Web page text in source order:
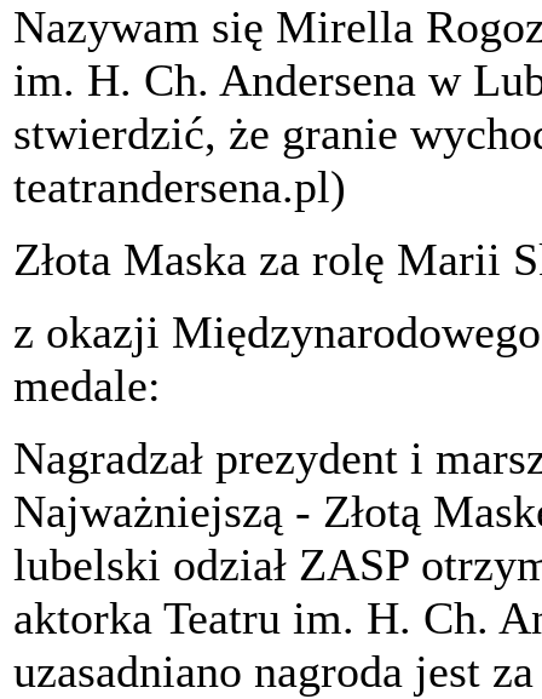
Nazywam się Mirella
im. H. Ch. Andersena w
stwierdzić, że granie
teatrandersena.pl)
Złota Maska za rolę Marii
z okazji
medale:
Nagradzał prezydent i
Najważniejszą - Złotą
lubelski odział ZASP
aktorka Teatru im. H. Ch.
uzasadniano nagroda jest